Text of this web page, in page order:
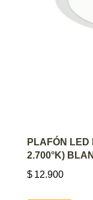
PLAFÓN LED
2.700°K)
$ 12.900